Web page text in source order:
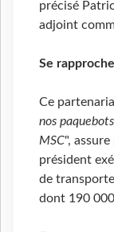
précisé
adjoint
Se
Ce
nos
MSC",
président
de
dont 190